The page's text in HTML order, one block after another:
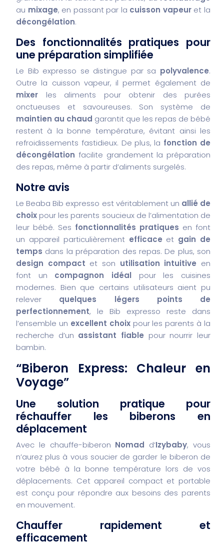
au mixage, en passant par la cuisson vapeuret la
décongélation.
Des fonctionnalités pratiques pour
une préparation simplifiée
Le Bib expresso se distingue par sa polyvalence.
Outre la cuisson vapeur, il permet également de
mixer les aliments pour obtenir des purées
onctueuses et savoureuses. Son système de
maintien au chaud garantit que les repas de bébé
restent à la bonne température, évitant ainsi les
refroidissements fastidieux. De plus, la fonction de
décongélation facilite grandement la préparation
des repas, même à partir d’aliments surgelés.
Notre avis
Le Beaba Bib expresso est véritablement un allié de
choix pour les parents soucieux de l’alimentation de
leur bébé. Ses fonctionnalités pratiques en font
un appareil particulièrement efficace et gain de
temps dans la préparation des repas. De plus, son
design compact et son utilisation intuitive en
font un compagnon idéal pour les cuisines
modernes. Bien que certains utilisateurs aient pu
relever quelques légers points de
perfectionnement, le Bib expresso reste dans
l’ensemble un excellent choixpour les parents à la
recherche d’un assistant fiable pour nourrir leur
bambin.
“Biberon Express: Chaleur en
Voyage”
Une solution pratique pour
réchauffer les biberons en
déplacement
Avec le chauffe-biberon Nomad d’Izybaby, vous
n’aurez plus à vous soucier de garder le biberon de
votre bébé à la bonne température lors de vos
déplacements. Cet appareil compact et portable
est conçu pour répondre aux besoins des parents
en mouvement.
Chauffer rapidement et
efficacement